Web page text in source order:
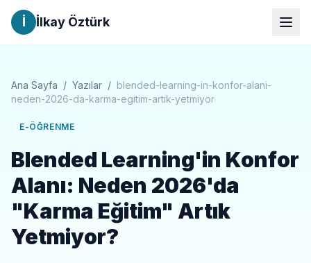
İ İlkay Öztürk
Ana Sayfa / Yazılar / blended-learning-in-konfor-alani-
neden-2026-da-karma-egitim-artik-yetmiyor
E-ÖĞRENME
Blended Learning'in Konfor
Alanı: Neden 2026'da
"Karma Eğitim" Artık
Yetmiyor?